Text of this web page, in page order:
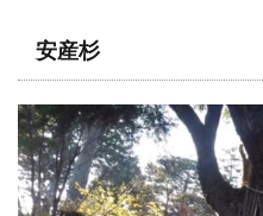
安産杉